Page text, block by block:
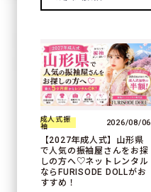
成人式振
袖
2026/08/06
【2027年成人式】山形県
で人気の振袖屋さんをお探
しの方へ♡ネットレンタル
ならFURISODE DOLLがお
すすめ！